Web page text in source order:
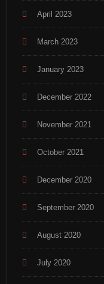
April 2023
March 2023
January 2023
December 2022
November 2021
October 2021
December 2020
September 2020
August 2020
July 2020